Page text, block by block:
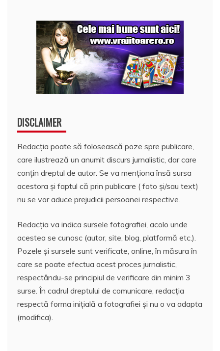
DISCLAIMER
Redacția poate să folosească poze spre publicare,
care ilustrează un anumit discurs jurnalistic, dar care
conțin dreptul de autor. Se va menționa însă sursa
acestora și faptul că prin publicare ( foto și/sau text)
nu se vor aduce prejudicii persoanei respective.
Redacția va indica sursele fotografiei, acolo unde
acestea se cunosc (autor, site, blog, platformă etc.).
Pozele și sursele sunt verificate, online, în măsura în
care se poate efectua acest proces jurnalistic,
respectându-se principiul de verificare din minim 3
surse. În cadrul dreptului de comunicare, redacția
respectă forma inițială a fotografiei și nu o va adapta
(modifica).